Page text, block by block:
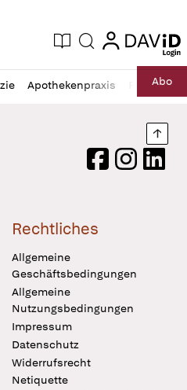
Zeitung
Aktuelle Ausgabe
Suche login
login
Apothekenpraxis RechtAbo
Logo
FacebookInstagram
Rechtliches
Allgemeine
Geschäftsbedingungen
Allgemeine
Nutzungsbedingungen
Impressum
Datenschutz
Widerrufsrecht
Netiquette